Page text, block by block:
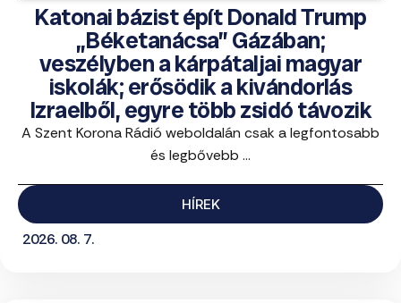
Katonai bázist épít Donald Trump
„Béketanácsa” Gázában;
veszélyben a kárpátaljai magyar
iskolák; erősödik a kivándorlás
Izraelből, egyre több zsidó távozik
A Szent Korona Rádió weboldalán csak a legfontosabb
és legbővebb ...
HÍREK
2026. 08. 7.